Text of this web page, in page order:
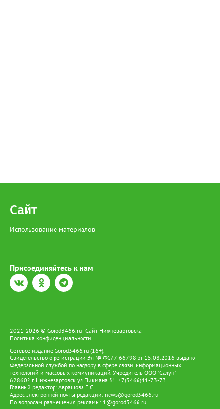
Сайт
Использование материалов
Присоединяйтесь к нам
2021-2026 © Gorod3466.ru - Сайт Нижневартовска
Политика конфиденциальности
Сетевое издание Gorod3466.ru (16+).
Свидетельство о регистрации Эл № ФС77-66798 от 15.08.2016 выдано
Федеральной службой по надзору в сфере связи, информационных
технологий и массовых коммуникаций. Учредитель ООО "Салун"
628602 г. Нижневартовск ул.Пикмана 31. +7(3466)41-73-73
Главный редактор: Аврашова Е.С.
Адрес электронной почты редакции: news@gorod3466.ru
По вопросам размещения рекламы: 1@gorod3466.ru